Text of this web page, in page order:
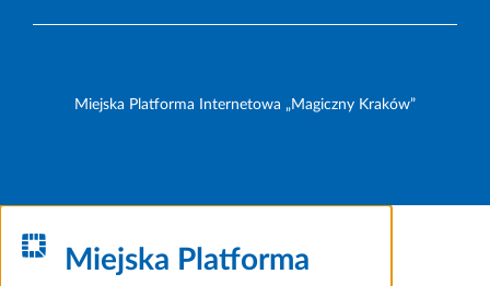
Miejska Platforma Internetowa „Magiczny Kraków”
Miejska Platforma